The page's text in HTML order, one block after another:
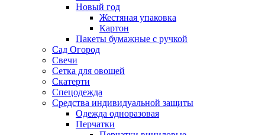
Новый год
Жестяная упаковка
Картон
Пакеты бумажные с ручкой
Сад Огород
Свечи
Сетка для овощей
Скатерти
Спецодежда
Средства индивидуальной защиты
Одежда одноразовая
Перчатки